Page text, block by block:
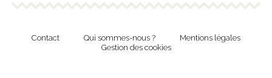
Contact Qui sommes-nous ?
Mentions légales
Gestion des cookies